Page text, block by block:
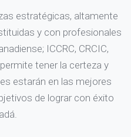
estratégicas, altamente
y con profesionales
ICCRC, CRCIC,
tener la certeza y
estarán en las mejores
de lograr con éxito